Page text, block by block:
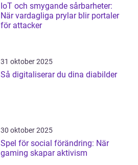
IoT och smygande sårbarheter:
När vardagliga prylar blir portaler
för attacker
31 oktober 2025
Så digitaliserar du dina diabilder
30 oktober 2025
Spel för social förändring: När
gaming skapar aktivism